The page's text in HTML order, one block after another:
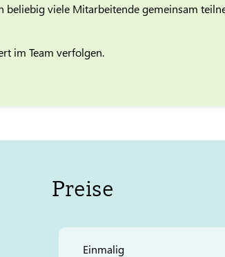
beliebig viele Mitarbeitende gemeinsam
im Team verfolgen.
Preise
Einmalig